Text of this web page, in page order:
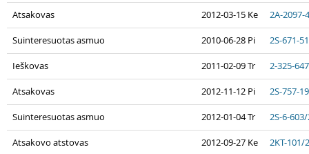
Atsakovas 2012-03-15 Ke 2A-2097-
Suinteresuotas asmuo 2010-06-28 Pi 2S-671-
Ieškovas 2011-02-09 Tr 2-325-
Atsakovas 2012-11-12 Pi 2S-757-
Suinteresuotas asmuo 2012-01-04 Tr 2S-6-
Atsakovo atstovas 2012-09-27 Ke 2KT-101/